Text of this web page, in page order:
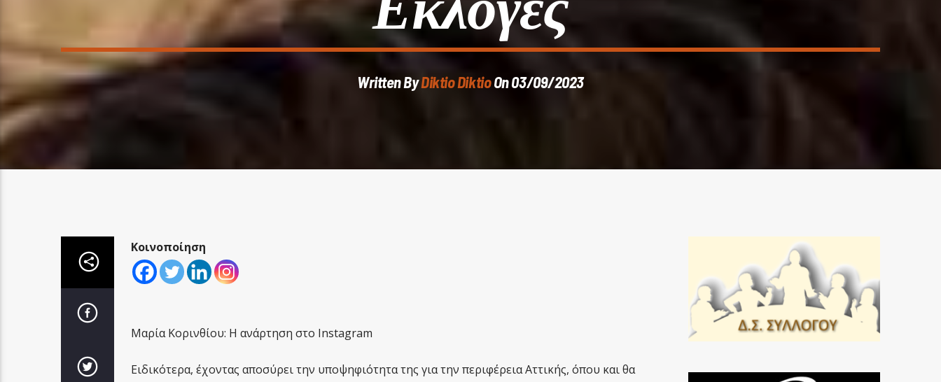
Written ByDiktio DiktioOn 03/09/2023
Κοινοποίηση
Μαρία Κορινθίου: H ανάρτηση στο Instagram
Ειδικότερα, έχοντας αποσύρει την υποψηφιότητα της για την περιφέρεια Αττικής, όπου και θα